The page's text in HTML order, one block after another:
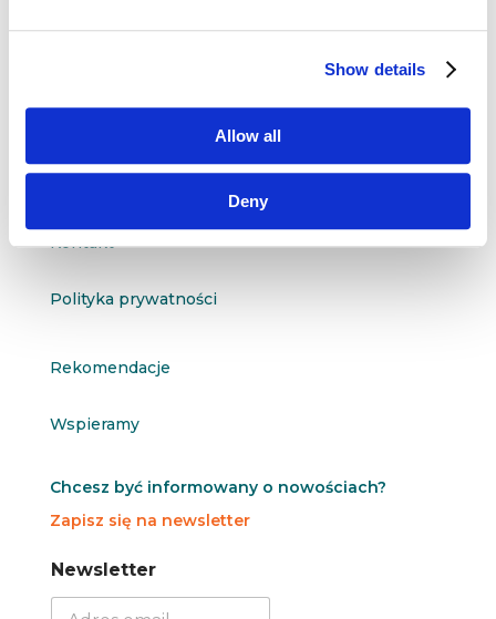
Show details
Allow all
Deny
91-811 Łódź
 questus@questus.pl
Kontakt
Polityka prywatności
Rekomendacje
Wspieramy
Chcesz być informowany o nowościach?
Zapisz się na newsletter
N
N
Newsletter